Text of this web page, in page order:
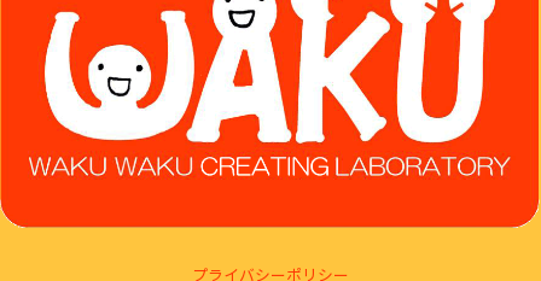
プライバシーポリシー